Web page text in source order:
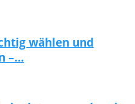
wählen und
–…